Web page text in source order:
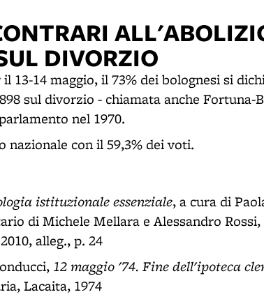
DIVORZIO
13-14 maggio, il 73% dei bolognesi si
sul divorzio - chiamata anche Fortuna-
nel 1970.
nazionale con il 59,3% dei voti.
istituzionale essenziale, a cura di
di Michele Mellara e Alessandro Rossi,
alleg., p. 24
12 maggio '74. Fine dell'ipoteca
Lacaita, 1974